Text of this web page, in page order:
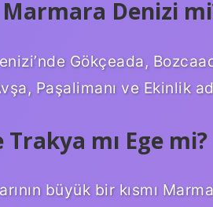
Denizi
Gökçeada,
Paşalimanı ve Ekinlik
mı Ege mi?
büyük bir kısmı